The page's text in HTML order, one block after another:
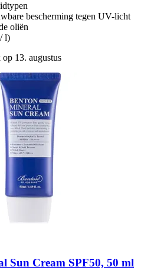
bescherming tegen UV-licht
oliën
l)
13. augustus
Sun Cream SPF50, 50 ml